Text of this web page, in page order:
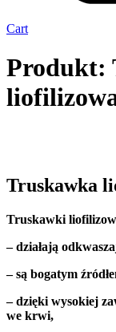
Cart
Produkt:
Truskawka
Truskawki
– działają
– są bogatym
– dzięki wysokiej
we krwi,